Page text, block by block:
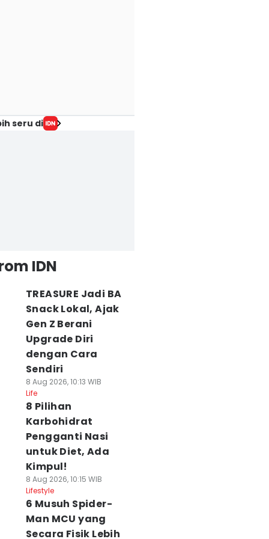
seru di
IDN
TREASURE Jadi BA
Snack Lokal, Ajak
Gen Z Berani
Upgrade Diri
dengan Cara
Sendiri
8 Aug 2026, 10:13 WIB
Life
8 Pilihan
Karbohidrat
Pengganti Nasi
untuk Diet, Ada
Kimpul!
8 Aug 2026, 10:15 WIB
Lifestyle
6 Musuh Spider-
Man MCU yang
Secara Fisik Lebih